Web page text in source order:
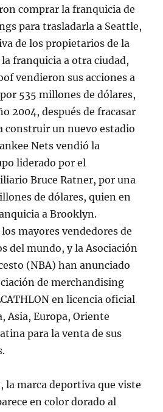
comprar la franquicia de
para trasladarla a Seattle,
de los propietarios de la
franquicia a otra ciudad,
vendieron sus acciones a
535 millones de dólares,
2004, después de fracasar
construir un nuevo estadio
Nets vendió la
liderado por el
Bruce Ratner, por una
de dólares, quien en
a Brooklyn.
mayores vendedores de
del mundo, y la Asociación
(NBA) han anunciado
de merchandising
en licencia oficial
Asia, Europa, Oriente
para la venta de sus
la marca deportiva que viste
en color dorado al